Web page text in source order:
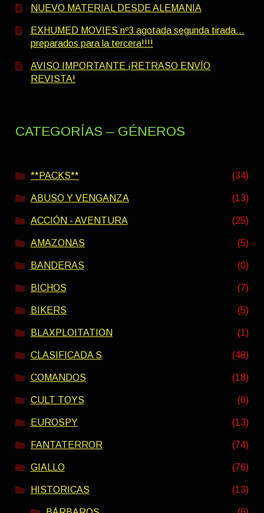
NUEVO MATERIAL DESDE ALEMANIA
EXHUMED MOVIES nº3 agotada segunda tirada…
preparados para la tercera!!!!
AVISO IMPORTANTE ¡RETRASO ENVÍO
REVISTA!
CATEGORÍAS – GÉNEROS
**PACKS** (34)
ABUSO Y VENGANZA (13)
ACCIÓN - AVENTURA (25)
AMAZONAS (5)
BANDERAS (0)
BICHOS (7)
BIKERS (5)
BLAXPLOITATION (1)
CLASIFICADA S (48)
COMANDOS (18)
CULT TOYS (0)
EUROSPY (13)
FANTATERROR (74)
GIALLO (76)
HISTORICAS (13)